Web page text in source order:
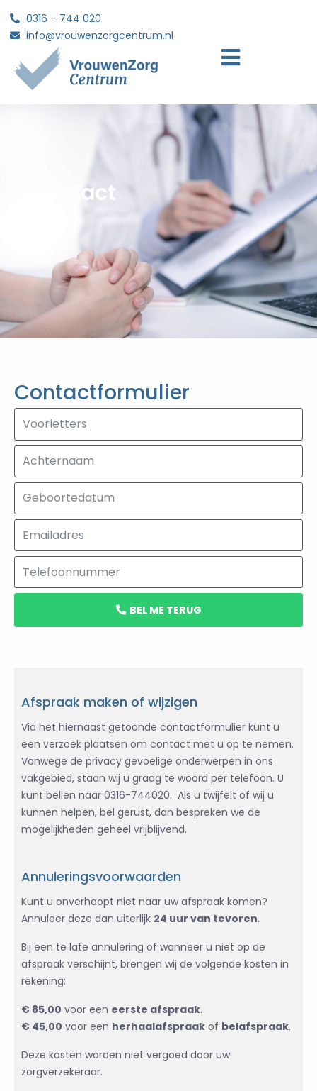
0316 – 744 020
info@vrouwenzorgcentrum.nl
Contact
Contactformulier
BEL ME TERUG
Afspraak maken of wijzigen
Via het hiernaast getoonde contactformulier kunt u
een verzoek plaatsen om contact met u op te nemen.
Vanwege de privacy gevoelige onderwerpen in ons
vakgebied, staan wij u graag te woord per telefoon. U
kunt bellen naar 0316-744020. Als u twijfelt of wij u
kunnen helpen, bel gerust, dan bespreken we de
mogelijkheden geheel vrijblijvend.
Annuleringsvoorwaarden
Kunt u onverhoopt niet naar uw afspraak komen?
Annuleer deze dan uiterlijk 24 uur van tevoren.
Bij een te late annulering of wanneer u niet op de
afspraak verschijnt, brengen wij de volgende kosten in
rekening:
€ 85,00 voor een eerste afspraak.
€ 45,00 voor een herhaalafspraak of belafspraak.
Deze kosten worden niet vergoed door uw
zorgverzekeraar.